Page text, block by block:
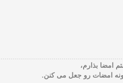
امضا بذارم،
امضات رو جعل می کنن.